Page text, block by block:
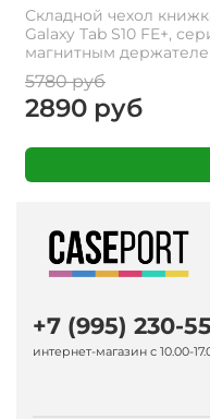
Складной чехол
Galaxy Tab S10 FE+,
магнитным
5780 руб
2890 руб
+7 (995) 230-
интернет-магазин с 10.00-